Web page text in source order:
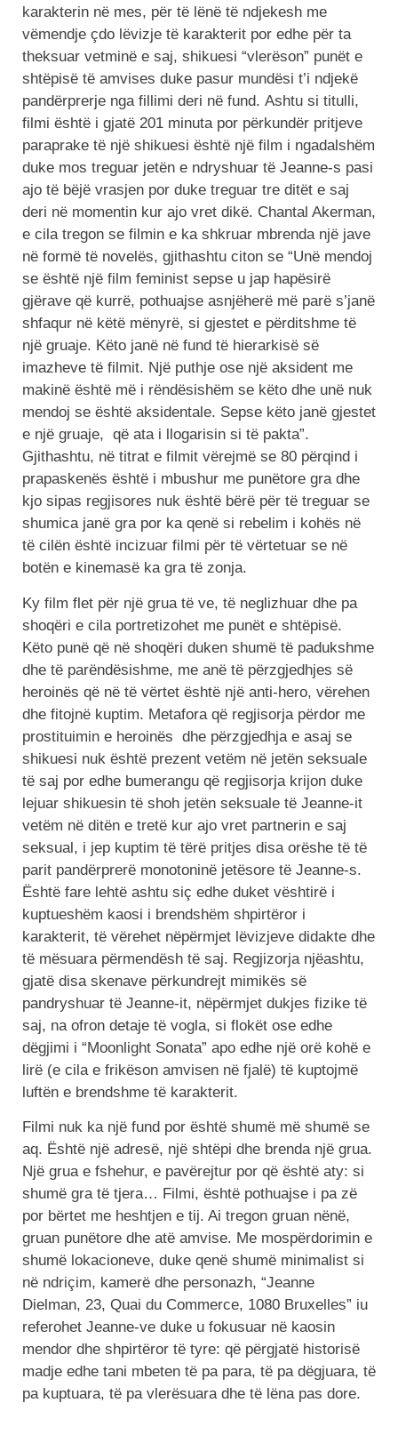
karakterin në mes, për të lënë të ndjekesh me
vëmendje çdo lëvizje të karakterit por edhe për ta
theksuar vetminë e saj, shikuesi “vlerëson” punët e
shtëpisë të amvises duke pasur mundësi t’i ndjekë
pandërprerje nga fillimi deri në fund. Ashtu si titulli,
filmi është i gjatë 201 minuta por përkundër pritjeve
paraprake të një shikuesi është një film i ngadalshëm
duke mos treguar jetën e ndryshuar të Jeanne-s pasi
ajo të bëjë vrasjen por duke treguar tre ditët e saj
deri në momentin kur ajo vret dikë. Chantal Akerman,
e cila tregon se filmin e ka shkruar mbrenda një jave
në formë të novelës, gjithashtu citon se “Unë mendoj
se është një film feminist sepse u jap hapësirë
gjërave që kurrë, pothuajse asnjëherë më parë s’janë
shfaqur në këtë mënyrë, si gjestet e përditshme të
një gruaje. Këto janë në fund të hierarkisë së
imazheve të filmit. Një puthje ose një aksident me
makinë është më i rëndësishëm se këto dhe unë nuk
mendoj se është aksidentale. Sepse këto janë gjestet
e një gruaje, që ata i llogarisin si të pakta”.
Gjithashtu, në titrat e filmit vërejmë se 80 përqind i
prapaskenës është i mbushur me punëtore gra dhe
kjo sipas regjisores nuk është bërë për të treguar se
shumica janë gra por ka qenë si rebelim i kohës në
të cilën është incizuar filmi për të vërtetuar se në
botën e kinemasë ka gra të zonja.
Ky film flet për një grua të ve, të neglizhuar dhe pa
shoqëri e cila portretizohet me punët e shtëpisë.
Këto punë që në shoqëri duken shumë të padukshme
dhe të parëndësishme, me anë të përzgjedhjes së
heroinës që në të vërtet është një anti-hero, vërehen
dhe fitojnë kuptim. Metafora që regjisorja përdor me
prostituimin e heroinës dhe përzgjedhja e asaj se
shikuesi nuk është prezent vetëm në jetën seksuale
të saj por edhe bumerangu që regjisorja krijon duke
lejuar shikuesin të shoh jetën seksuale të Jeanne-it
vetëm në ditën e tretë kur ajo vret partnerin e saj
seksual, i jep kuptim të tërë pritjes disa orëshe të të
parit pandërprerë monotoninë jetësore të Jeanne-s.
Është fare lehtë ashtu siç edhe duket vështirë i
kuptueshëm kaosi i brendshëm shpirtëror i
karakterit, të vërehet nëpërmjet lëvizjeve didakte dhe
të mësuara përmendësh të saj. Regjizorja njëashtu,
gjatë disa skenave përkundrejt mimikës së
pandryshuar të Jeanne-it, nëpërmjet dukjes fizike të
saj, na ofron detaje të vogla, si flokët ose edhe
dëgjimi i “Moonlight Sonata” apo edhe një orë kohë e
lirë (e cila e frikëson amvisen në fjalë) të kuptojmë
luftën e brendshme të karakterit.
Filmi nuk ka një fund por është shumë më shumë se
aq. Është një adresë, një shtëpi dhe brenda një grua.
Një grua e fshehur, e pavërejtur por që është aty: si
shumë gra të tjera… Filmi, është pothuajse i pa zë
por bërtet me heshtjen e tij. Ai tregon gruan nënë,
gruan punëtore dhe atë amvise. Me mospërdorimin e
shumë lokacioneve, duke qenë shumë minimalist si
në ndriçim, kamerë dhe personazh, “Jeanne
Dielman, 23, Quai du Commerce, 1080 Bruxelles” iu
referohet Jeanne-ve duke u fokusuar në kaosin
mendor dhe shpirtëror të tyre: që përgjatë historisë
madje edhe tani mbeten të pa para, të pa dëgjuara, të
pa kuptuara, të pa vlerësuara dhe të lëna pas dore.